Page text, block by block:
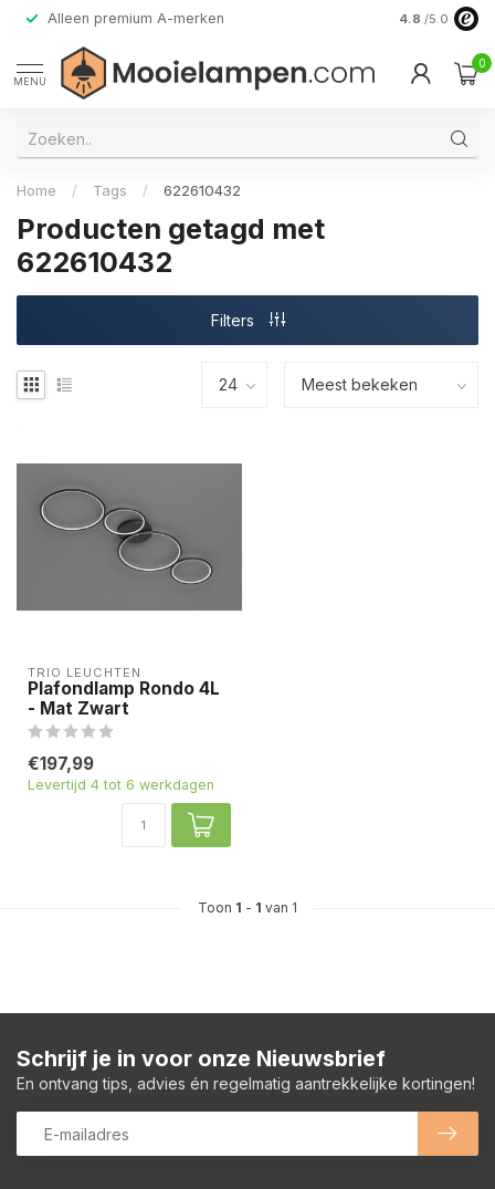
Alleen premium A-merken 4.8 /5.0
MENU
0
Home / Tags / 622610432
Producten getagd met
622610432
Filters
TRIO LEUCHTEN
Plafondlamp Rondo 4L
- Mat Zwart
€197,99
Levertijd 4 tot 6 werkdagen
Toon 1 - 1 van 1
Schrijf je in voor onze Nieuwsbrief
En ontvang tips, advies én regelmatig aantrekkelijke kortingen!